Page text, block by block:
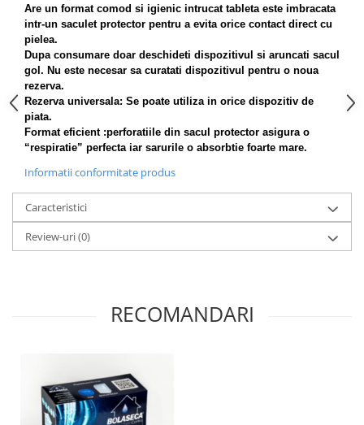
Are un format comod si igienic intrucat tableta este imbracata
intr-un saculet protector pentru a evita orice contact direct cu
pielea.
Dupa consumare doar deschideti dispozitivul si aruncati sacul
gol. Nu este necesar sa curatati dispozitivul pentru o noua
rezerva.
Rezerva universala: Se poate utiliza in orice dispozitiv de
piata.
Format eficient :perforatiile din sacul protector asigura o
“respiratie” perfecta iar sarurile o absorbtie foarte mare.
Informatii conformitate produs
Caracteristici
Review-uri(0)
RECOMANDARI